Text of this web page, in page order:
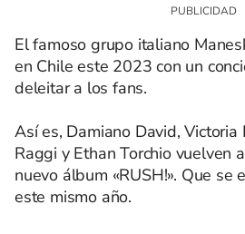
El famoso grupo italiano
en Chile este 2023 con un
deleitar a los fans.
Así es, Damiano David,
Raggi y Ethan Torchio vuelven
nuevo álbum «RUSH!». Que se
este mismo año.